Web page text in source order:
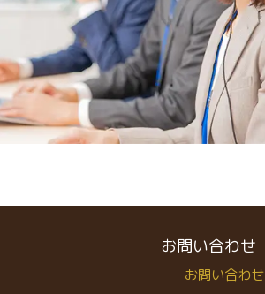
お問い合わせ
お問い合わせ